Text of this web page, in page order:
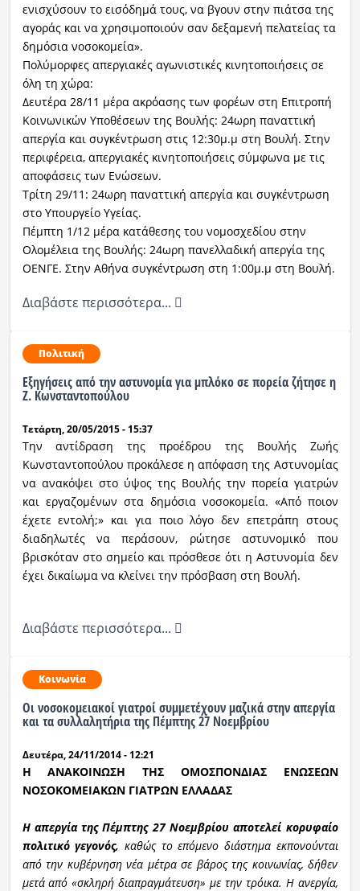
ενισχύσουν το εισόδημά τους, να βγουν στην πιάτσα της
αγοράς και να χρησιμοποιούν σαν δεξαμενή πελατείας τα
δημόσια νοσοκομεία».
Πολύμορφες απεργιακές αγωνιστικές κινητοποιήσεις σε
όλη τη χώρα:
Δευτέρα 28/11 μέρα ακρόασης των φορέων στη Επιτροπή
Κοινωνικών Υποθέσεων της Βουλής: 24ωρη παναττική
απεργία και συγκέντρωση στις 12:30μ.μ στη Βουλή. Στην
περιφέρεια, απεργιακές κινητοποιήσεις σύμφωνα με τις
αποφάσεις των Ενώσεων.
Τρίτη 29/11: 24ωρη παναττική απεργία και συγκέντρωση
στο Υπουργείο Υγείας.
Πέμπτη 1/12 μέρα κατάθεσης του νομοσχεδίου στην
Ολομέλεια της Βουλής: 24ωρη πανελλαδική απεργία της
ΟΕΝΓΕ. Στην Αθήνα συγκέντρωση στη 1:00μ.μ στη Βουλή.
Διαβάστε περισσότερα...
Πολιτική
Εξηγήσεις από την αστυνομία για μπλόκο σε πορεία ζήτησε η
Ζ. Κωνσταντοπούλου
Τετάρτη, 20/05/2015 - 15:37
Την αντίδραση της προέδρου της Βουλής Ζωής
Κωνσταντοπούλου προκάλεσε η απόφαση της Αστυνομίας
να ανακόψει στο ύψος της Βουλής την πορεία γιατρών
και εργαζομένων στα δημόσια νοσοκομεία. «Από ποιον
έχετε εντολή;» και για ποιο λόγο δεν επετράπη στους
διαδηλωτές να περάσουν, ρώτησεαστυνομικό που
βρισκόταν στο σημείοκαι πρόσθεσε ότι η Αστυνομία δεν
έχει δικαίωμα να κλείνει την πρόσβαση στη Βουλή.
Διαβάστε περισσότερα...
Κοινωνία
Οι νοσοκομειακοί γιατροί συμμετέχουν μαζικά στην απεργία
και τα συλλαλητήρια της Πέμπτης 27 Νοεμβρίου
Δευτέρα, 24/11/2014 - 12:21
Η ΑΝΑΚΟΙΝΩΣΗ ΤΗΣ ΟΜΟΣΠΟΝΔΙΑΣ ΕΝΩΣΕΩΝ
ΝΟΣΟΚΟΜΕΙΑΚΩΝ ΓΙΑΤΡΩΝ ΕΛΛΑΔΑΣ
Η απεργία της Πέμπτης 27 Νοεμβρίου αποτελεί κορυφαίο
πολιτικό γεγονός, καθώς το επόμενο διάστημα εκπονούνται
από την κυβέρνηση νέα μέτρα σε βάρος της κοινωνίας, δήθεν
μετά από «σκληρή διαπραγμάτευση» με την τρόικα. Η ανεργία,